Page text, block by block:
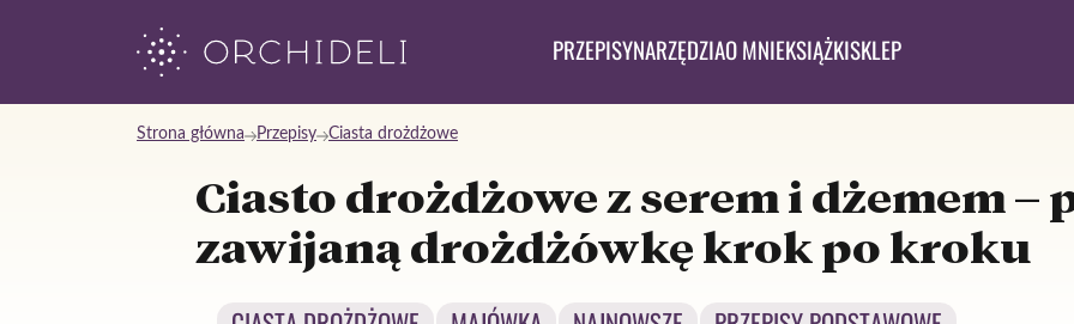
PRZEPISYNARZĘDZIAO MNIEKSIĄŻKISKLEP
Strona główna Przepisy Ciasta drożdżowe
Ciasto drożdżowe z serem i dżemem –
zawijaną drożdżówkę krok po kroku